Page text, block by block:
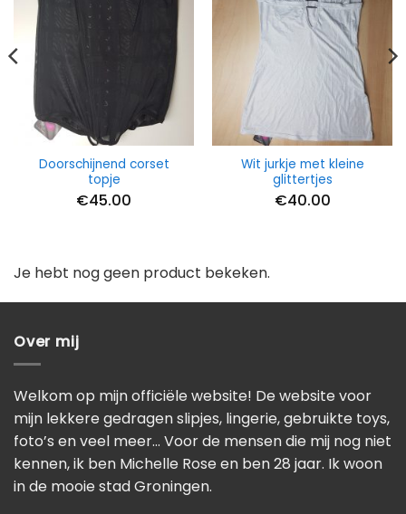
Doorschijnend corset
topje
€45.00
Wit jurkje met kleine
glittertjes
€40.00
Je hebt nog geen product bekeken.
Over mij
Welkom op mijn officiële website! De website voor
mijn lekkere gedragen slipjes, lingerie, gebruikte toys,
foto’s en veel meer… Voor de mensen die mij nog niet
kennen, ik ben Michelle Rose en ben 28 jaar. Ik woon
in de mooie stad Groningen.